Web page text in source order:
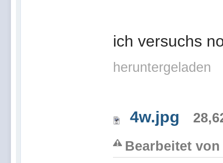
ich versuchs
heruntergeladen
4w.jpg
Bearbeitet von